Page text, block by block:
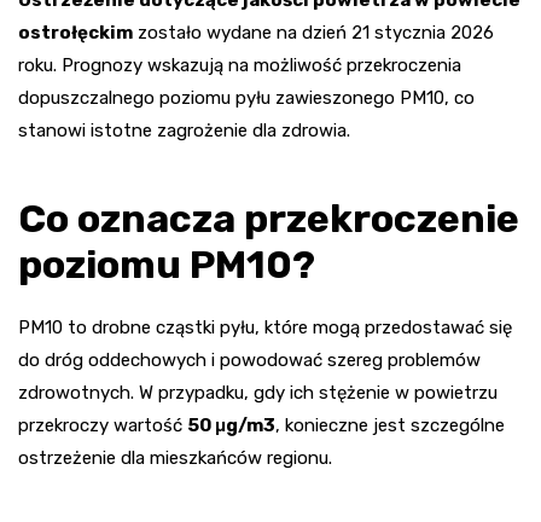
ostrołęckim zostało wydane na dzień 21 stycznia 2026
roku. Prognozy wskazują na możliwość przekroczenia
dopuszczalnego poziomu pyłu zawieszonego PM10, co
stanowi istotne zagrożenie dla zdrowia.
Co oznacza przekroczenie
poziomu PM10?
PM10 to drobne cząstki pyłu, które mogą przedostawać się
do dróg oddechowych i powodować szereg problemów
zdrowotnych. W przypadku, gdy ich stężenie w powietrzu
przekroczy wartość 50 μg/m3, konieczne jest szczególne
ostrzeżenie dla mieszkańców regionu.